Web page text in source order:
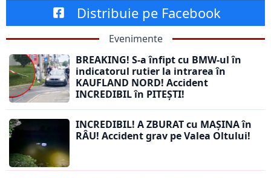
Distribuie pe Facebook
Evenimente
BREAKING! S-a înfipt cu BMW-ul în
indicatorul rutier la intrarea în
KAUFLAND NORD! Accident
INCREDIBIL în PITEȘTI!
INCREDIBIL! A ZBURAT cu MAȘINA în
RÂU! Accident grav pe Valea Oltului!